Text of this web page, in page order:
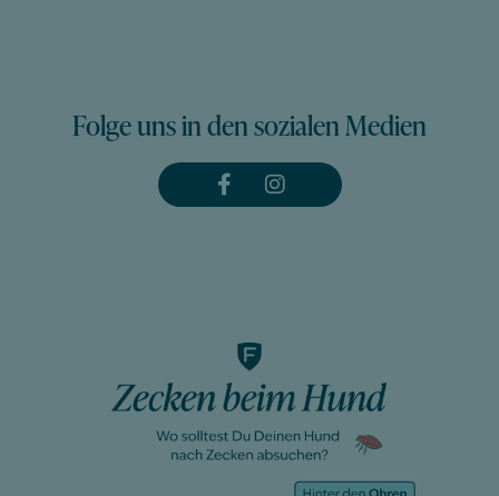
Folge uns in den sozialen Medien